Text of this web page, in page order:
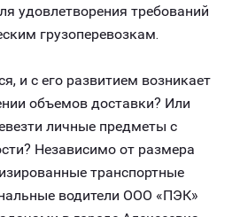
удовлетворения требований
грузоперевозкам.
и с его развитием возникает
объемов доставки? Или
личные предметы с
Независимо от размера
транспортные
водители ООО «ПЭК»